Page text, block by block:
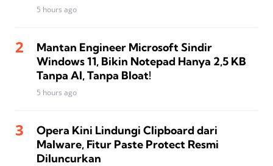
5 hours ago
Mantan Engineer Microsoft Sindir
Windows 11, Bikin Notepad Hanya 2,5 KB
Tanpa AI, Tanpa Bloat!
5 hours ago
Opera Kini Lindungi Clipboard dari
Malware, Fitur Paste Protect Resmi
Diluncurkan